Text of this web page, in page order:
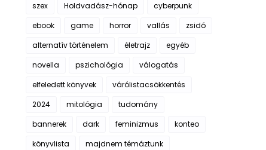
szex
Holdvadász-hónap
cyberpunk
ebook
game horror vallás
zsidó
alternatív történelem
életrajz
egyéb
novella
pszichológia
válogatás
elfeledett könyvek
várólistacsökkentés
2024
mitológia
tudomány
bannerek
dark feminizmus
konteo
könyvlista
majdnem témáztunk